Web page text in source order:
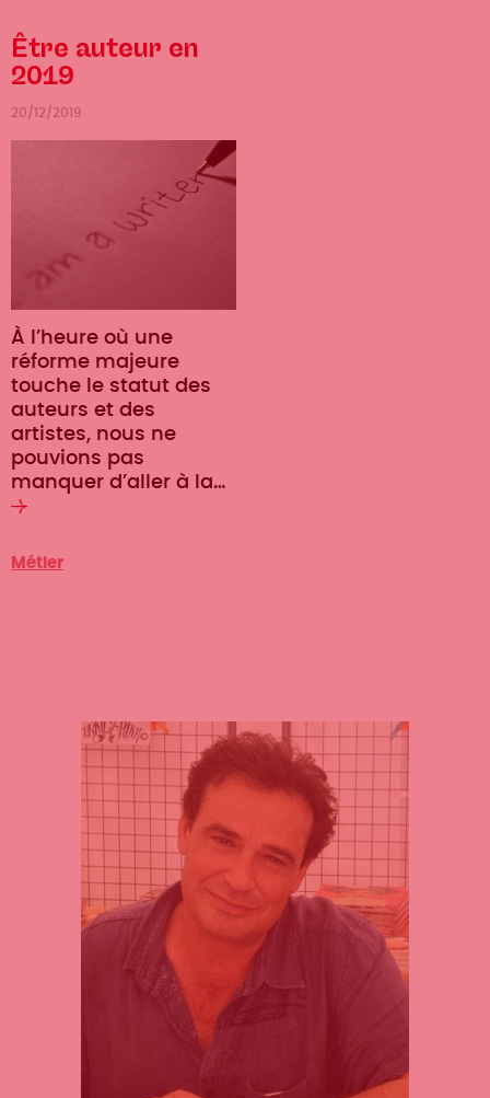
Être auteur en
2019
20/12/2019
À l’heure où une
réforme majeure
touche le statut des
auteurs et des
artistes, nous ne
pouvions pas
manquer d’aller à la…
suite
Catégorie
Métier